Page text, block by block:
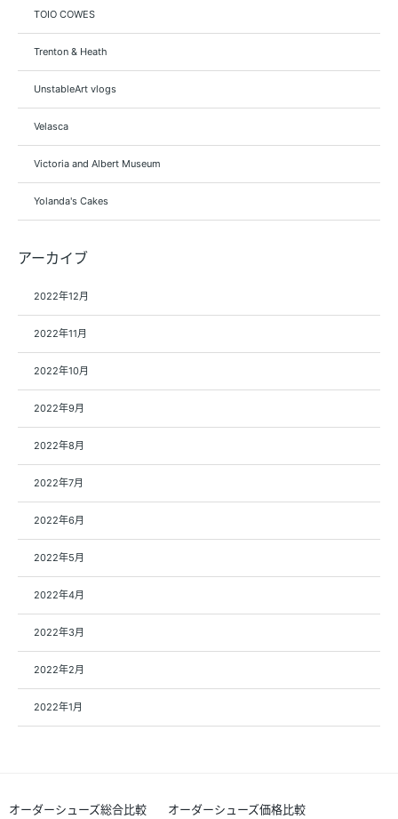
TOIO COWES
Trenton & Heath
UnstableArt vlogs
Velasca
Victoria and Albert Museum
Yolanda's Cakes
アーカイブ
2022年12月
2022年11月
2022年10月
2022年9月
2022年8月
2022年7月
2022年6月
2022年5月
2022年4月
2022年3月
2022年2月
2022年1月
オーダーシューズ総合比較 オーダーシューズ価格比較